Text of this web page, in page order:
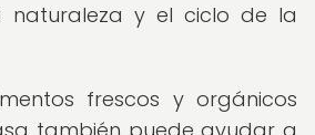
naturaleza y el ciclo de la
frescos y orgánicos